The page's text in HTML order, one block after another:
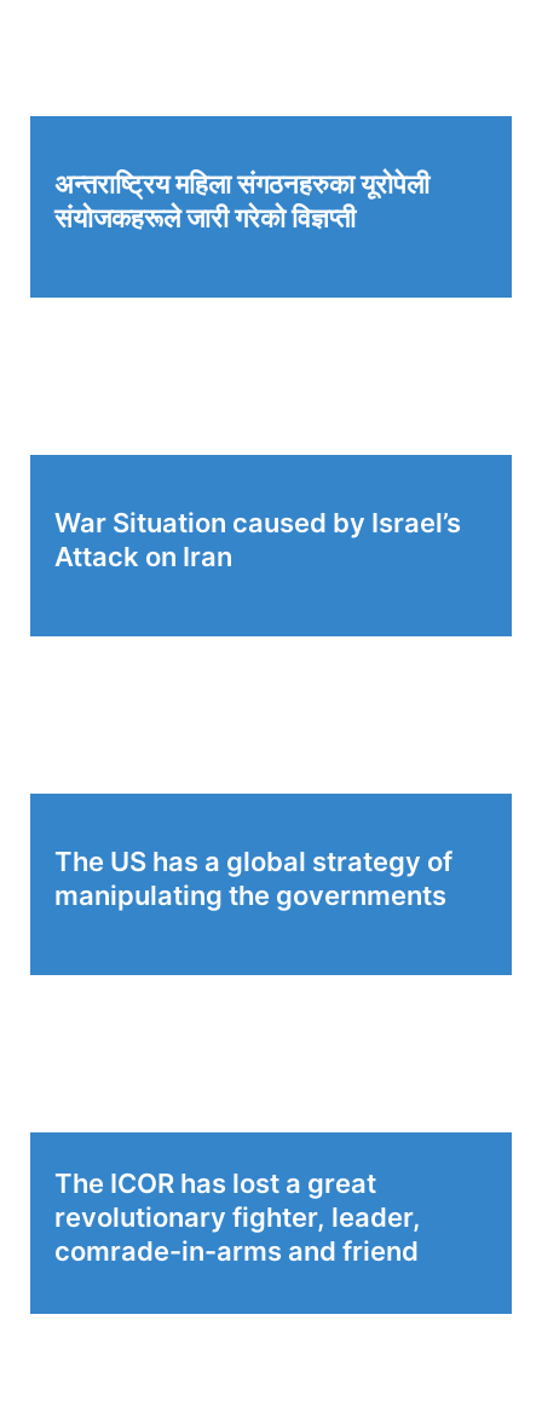
अन्तराष्ट्रिय महिला संगठनहरुका यूरोपेली
संयोजकहरूले जारी गरेको विज्ञप्ती
War Situation caused by Israel’s
Attack on Iran
The US has a global strategy of
manipulating the governments
The ICOR has lost a great
revolutionary fighter, leader,
comrade-in-arms and friend